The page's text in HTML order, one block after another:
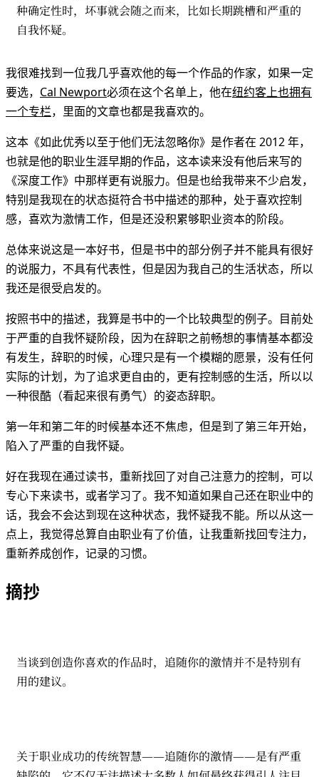
种确定性时，坏事就会随之而来，比如长期跳槽和严重的
自我怀疑。
我很难找到一位我几乎喜欢他的每一个作品的作家，如果一定
要选， Cal Newport必须在这个名单上，他在纽约客上也拥有
一个专栏，里面的文章也都是我喜欢的。
这本《如此优秀以至于他们无法忽略你》是作者在 2012 年，
也就是他的职业生涯早期的作品，这本读来没有他后来写的
《深度工作》中那样更有说服力。但是也给我带来不少启发，
特别是我现在的状态挺符合书中描述的那种，处于喜欢控制
感，喜欢为激情工作，但是还没积累够职业资本的阶段。
总体来说这是一本好书，但是书中的部分例子并不能具有很好
的说服力，不具有代表性，但是因为我自己的生活状态，所以
我还是很受启发的。
按照书中的描述，我算是书中的一个比较典型的例子。目前处
于严重的自我怀疑阶段，因为在辞职之前畅想的事情基本都没
有发生，辞职的时候，心理只是有一个模糊的愿景，没有任何
实际的计划，为了追求更自由的，更有控制感的生活，所以以
一种很酷（看起来很有勇气）的姿态辞职。
第一年和第二年的时候基本还不焦虑，但是到了第三年开始，
陷入了严重的自我怀疑。
好在我现在通过读书，重新找回了对自己注意力的控制，可以
专心下来读书，或者学习了。我不知道如果自己还在职业中的
话，我会不会达到现在这种状态，我怀疑我不能。所以从这一
点上，我觉得总算自由职业有了价值，让我重新找回专注力，
重新养成创作，记录的习惯。
摘抄
当谈到创造你喜欢的作品时，追随你的激情并不是特别有
用的建议。
关于职业成功的传统智慧——追随你的激情——是有严重